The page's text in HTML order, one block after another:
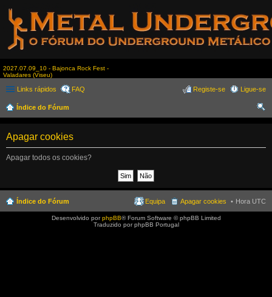
2027.07.09_10 - Bajonca Rock Fest -
Valadares (Viseu)
Links rápidos FAQ Ligue-se
Registe-se
Índice do Fórum
Apagar cookies
Apagar todos os cookies?
Índice do Fórum Hora UTC
Apagar cookies
Equipa
Desenvolvido porphpBB® Forum Software © phpBB Limited
Traduzido por phpBB Portugal